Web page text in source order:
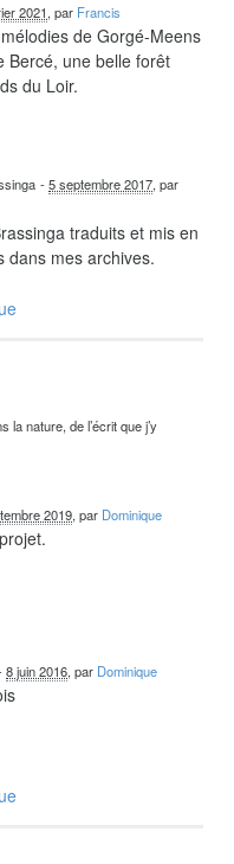
2021, par Francis
de Gorgé-Meens
Bercé, une belle forêt
du Loir.
-5 septembre 2017, par
traduits et mis en
dans mes archives.
la nature, de l’écrit que j’y
2019, par Dominique
8 juin 2016, par Dominique